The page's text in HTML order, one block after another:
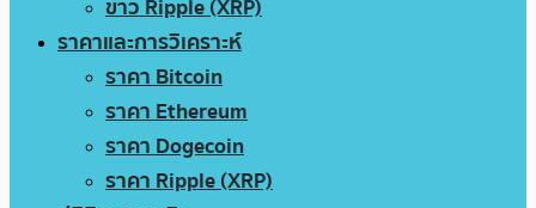
ข่าว Ripple (XRP)
ราคาและการวิเคราะห์
ราคา Bitcoin
ราคา Ethereum
ราคา Dogecoin
ราคา Ripple (XRP)